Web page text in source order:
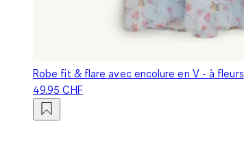
Robe fit & flare avec encolure en V - à fleurs
49.95 CHF